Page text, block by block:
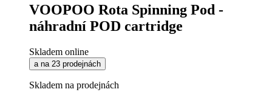
VOOPOO Rota Spinning Pod -
náhradní POD cartridge
Skladem online
a na 23 prodejnách
Skladem na prodejnách